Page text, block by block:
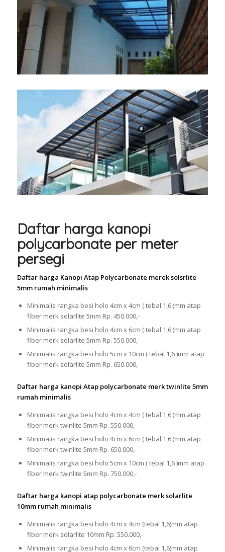
Daftar harga kanopi
polycarbonate per meter
persegi
Daftar harga Kanopi Atap Polycarbonate merek solsrlite
5mm rumah minimalis
Minimalis rangka besi holo 4cm x 4cm ( tebal 1,6 )mm atap
fiber merk solarlite 5mm Rp. 450.000,-
Minimalis rangka besi holo 4cm x 6cm ( tebal 1,6 )mm atap
fiber merk solarlite 5mm Rp. 550.000,-
Minimalis rangka besi holo 5cm x 10cm ( tebal 1,6 )mm atap
fiber merk solarlite 5mm Rp. 650.000,-
Daftar harga kanopi Atap polycarbonate merk twinlite 5mm
rumah minimalis
Minimalis rangka besi holo 4cm x 4cm ( tebal 1,6 )mm atap
fiber merk twinlite 5mm Rp. 550.000,-
Minimalis rangka besi holo 4cm x 6cm ( tebal 1,6 )mm atap
fiber merk twinlite 5mm Rp. 650.000,-
Minimalis rangka besi holo 5cm x 10cm ( tebal 1,6 )mm atap
fiber merk twinlite 5mm Rp. 750.000,-
Daftar harga kanopi atap polycarbonate merk solarlite
10mm rumah minimalis
Minimalis rangka besi holo 4cm x 4cm (tebal 1,6)mm atap
fiber merk solarlite 10mm Rp. 550.000,-
Minimalis rangka besi holo 4cm x 6cm (tebal 1,6)mm atap